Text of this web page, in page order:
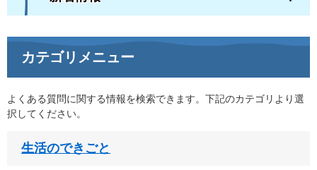
カテゴリメニュー
よくある質問に関する情報を検索できます。下記のカテゴリより選
択してください。
生活のできごと